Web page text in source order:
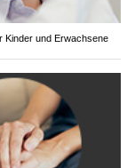
Kinder und Erwachsene